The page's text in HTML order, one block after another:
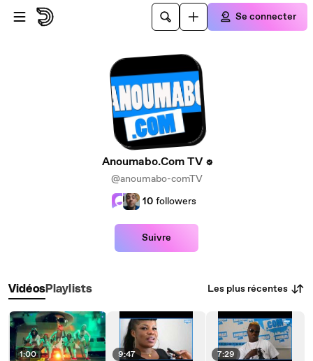
Passer au contenu principal
Se connecter
Anoumabo.Com TV
@anoumabo-comTV
10 followers
Suivre
VidéosPlaylists Les plus récentes
1:00 9:47 7:29